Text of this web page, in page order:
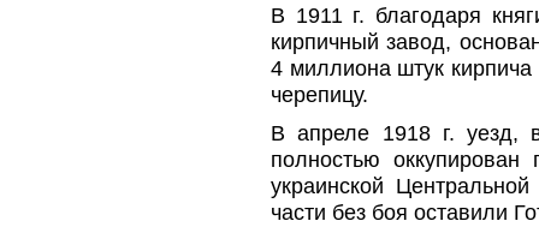
В 1911 г. благодаря
кирпичный завод,
4 миллиона штук
черепицу.
В апреле 1918 г. уезд,
полностью
украинской
части без боя оставили